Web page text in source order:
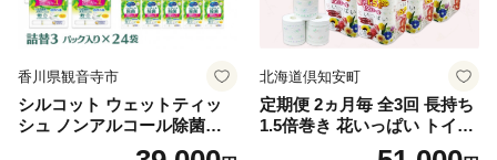
香川県観音寺市
シルコット ウェットティッ
シュ ノンアルコール除菌詰
替（43枚×3P）×24袋 日用品
北海道倶知安町
定期便 2ヵ月毎 全3回 長持ち
1.5倍巻き 花いっぱい トイレ
ットペーパー ダブル 45ｍ 計